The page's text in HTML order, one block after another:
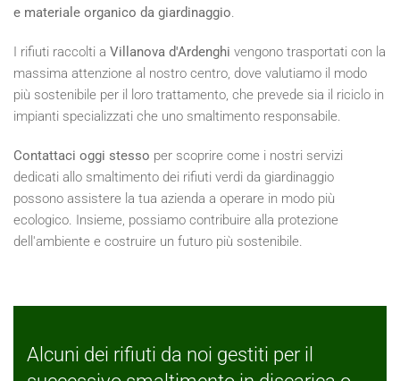
e materiale organico da giardinaggio.
I rifiuti raccolti a Villanova d'Ardenghi vengono trasportati con la
massima attenzione al nostro centro, dove valutiamo il modo
più sostenibile per il loro trattamento, che prevede sia il riciclo in
impianti specializzati che uno smaltimento responsabile.
Contattaci oggi stesso per scoprire come i nostri servizi
dedicati allo smaltimento dei rifiuti verdi da giardinaggio
possono assistere la tua azienda a operare in modo più
ecologico. Insieme, possiamo contribuire alla protezione
dell'ambiente e costruire un futuro più sostenibile.
Alcuni dei rifiuti da noi gestiti per il